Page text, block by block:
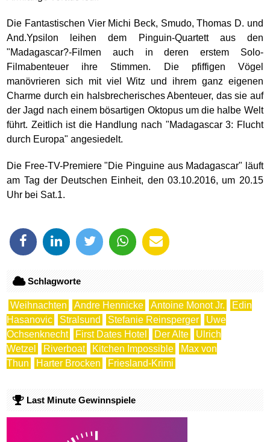
Die Fantastischen Vier Michi Beck, Smudo, Thomas D. und
And.Ypsilon leihen dem Pinguin-Quartett aus den
"Madagascar?-Filmen auch in deren erstem Solo-
Filmabenteuer ihre Stimmen. Die pfiffigen Vögel
manövrieren sich mit viel Witz und ihrem ganz eigenen
Charme durch ein halsbrecherisches Abenteuer, das sie auf
der Jagd nach einem bösartigen Oktopus um die halbe Welt
führt. Zeitlich ist die Handlung nach "Madagascar 3: Flucht
durch Europa" angesiedelt.
Die Free-TV-Premiere "Die Pinguine aus Madagascar" läuft
am Tag der Deutschen Einheit, den 03.10.2016, um 20.15
Uhr bei Sat.1.
Schlagworte
Weihnachten Andre Hennicke Antoine Monot Jr.
Edin
Hasanovic
Stralsund Stefanie Reinsperger
Uwe
Ochsenknecht
First Dates Hotel Der Alte
Ulrich
Wetzel
Riverboat Kitchen Impossible
Max von
Thun
Harter Brocken Friesland-Krimi
Last Minute Gewinnspiele